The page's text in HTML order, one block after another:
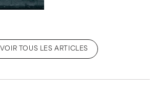
VOIR TOUS LES ARTICLES